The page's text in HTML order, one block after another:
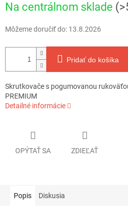
cena:
Na centrálnom sklade
Môžeme doručiť do: 13.8.2026
Pridať do košíka
Skrutkovače s pogumovanou
PREMIUM
Detailné informácie
OPÝTAŤ SA ZDIEĽAŤ
Popis Diskusia